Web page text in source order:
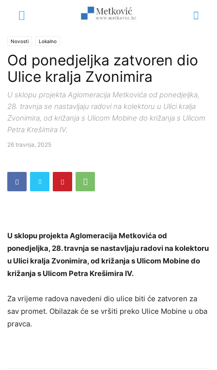
Novosti Lokalno
Od ponedjeljka zatvoren dio
Ulice kralja Zvonimira
U sklopu projekta Aglomeracija Metkovića od ponedjeljka,
28. travnja se nastavljaju radovi na kolektoru u Ulici kralja
Zvonimira, od križanja s Ulicom Mobine do križanja s Ulicom
Petra Krešimira IV.
26 travnja, 2025
U sklopu projekta Aglomeracija Metkovića od
ponedjeljka, 28. travnja se nastavljaju radovi na kolektoru
u Ulici kralja Zvonimira, od križanja s Ulicom Mobine do
križanja s Ulicom Petra Krešimira IV.
Za vrijeme radova navedeni dio ulice biti će zatvoren za
sav promet. Obilazak će se vršiti preko Ulice Mobine u oba
pravca.